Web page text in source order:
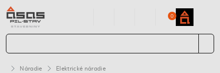
0
Náradie
Elektrické náradie